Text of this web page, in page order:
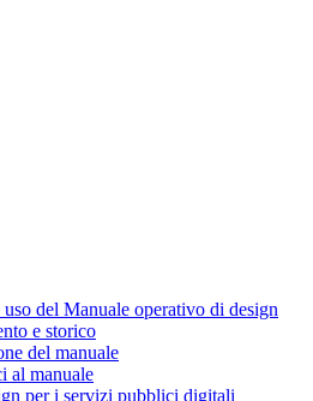
del Manuale operativo di design
e storico
del manuale
al manuale
per i servizi pubblici digitali